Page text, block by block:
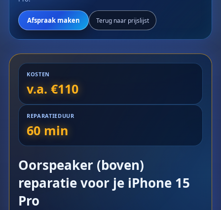
Afspraak maken Terug naar prijslijst
KOSTEN
v.a. €110
REPARATIEDUUR
60 min
Oorspeaker (boven)
reparatie voor je iPhone 15
Pro